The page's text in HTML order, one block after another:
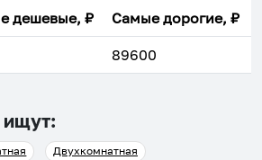
дешевые, ₽ Самые дорогие, ₽
89600
ищут:
Двухкомнатная